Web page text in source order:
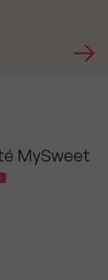
MySweet